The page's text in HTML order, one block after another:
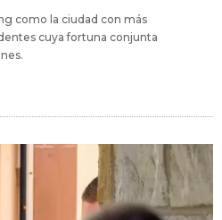
como la ciudad con más
cuya fortuna conjunta